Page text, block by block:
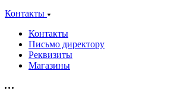
Контакты
Контакты
Письмо директору
Реквизиты
Магазины